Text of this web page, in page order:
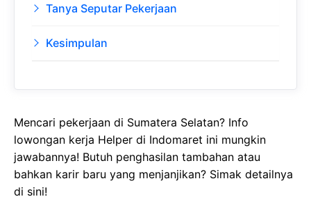
Tanya Seputar Pekerjaan
Kesimpulan
Mencari pekerjaan di Sumatera Selatan? Info
lowongan kerja Helper di Indomaret ini mungkin
jawabannya! Butuh penghasilan tambahan atau
bahkan karir baru yang menjanjikan? Simak detailnya
di sini!